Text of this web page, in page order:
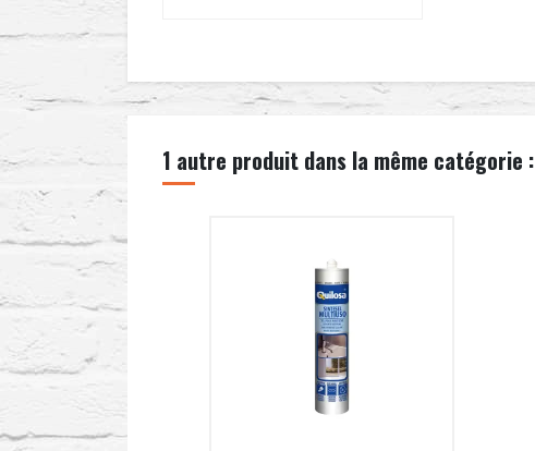
1 autre produit dans la même catégorie :